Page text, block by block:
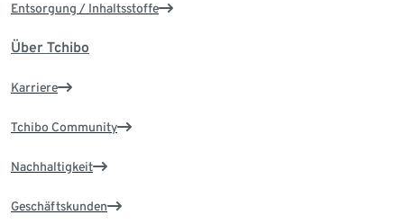
Entsorgung / Inhaltsstoffe
Über Tchibo
Karriere
Tchibo Community
Nachhaltigkeit
Geschäftskunden